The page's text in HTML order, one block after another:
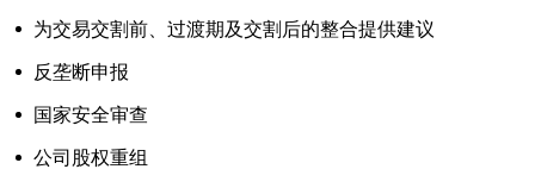
为交易交割前、过渡期及交割后的整合提供建议
反垄断申报
国家安全审查
公司股权重组